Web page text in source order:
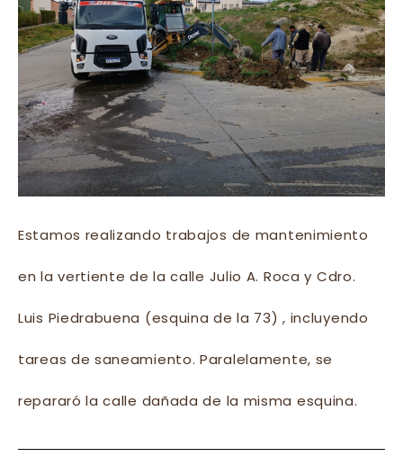
Estamos realizando trabajos de mantenimiento
en la vertiente de la calle Julio A. Roca y Cdro.
Luis Piedrabuena (esquina de la 73) , incluyendo
tareas de saneamiento. Paralelamente, se
repararó la calle dañada de la misma esquina.